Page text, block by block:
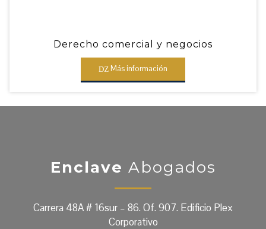
Derecho comercial y negocios
Más información
Enclave Abogados
Carrera 48A # 16sur – 86. Of. 907. Edificio Plex
Corporativo